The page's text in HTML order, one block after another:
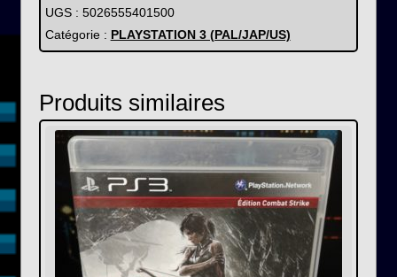
UGS : 5026555401500
Catégorie : PLAYSTATION 3 (PAL/JAP/US)
Produits similaires